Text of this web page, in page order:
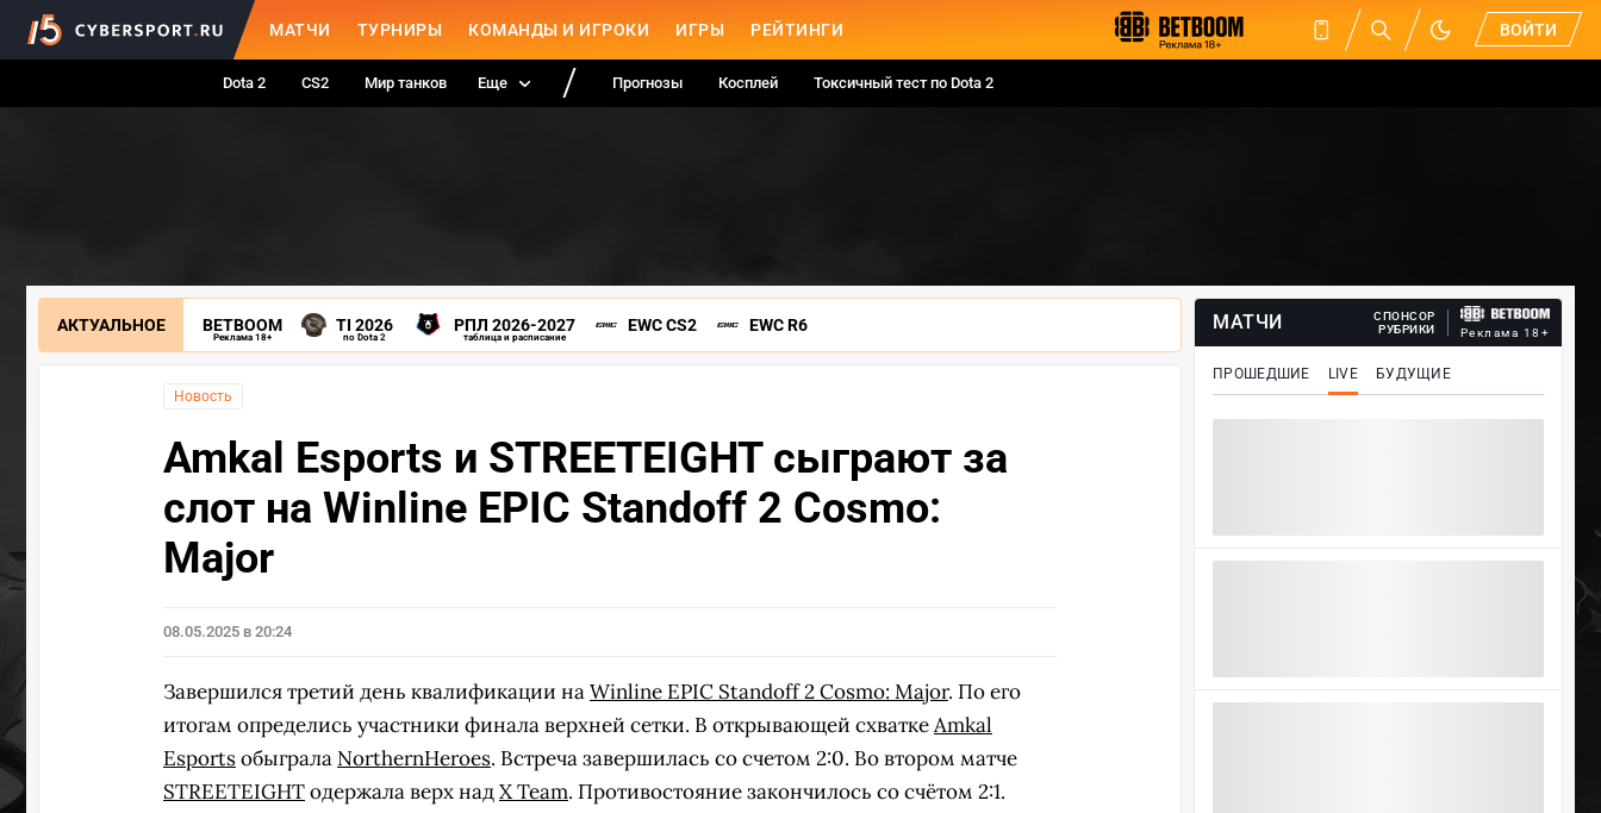
МАТЧИ ТУРНИРЫ КОМАНДЫ И ИГРОКИ ИГРЫ РЕЙТИНГИ ВОЙТИ
Dota 2 CS2 Мир танков Еще Прогнозы Косплей Токсичный тест по Dota 2
АКТУАЛЬНОЕ BETBOOM
Реклама 18+
TI 2026
по Dota 2
РПЛ 2026-2027
таблица и расписание
EWC CS2 EWC R6
Новость
Amkal Esports и STREETEIGHT сыграют за
слот на Winline EPIC Standoff 2 Cosmo:
Major
08.05.2025 в 20:24
Завершился третий день квалификации наWinline EPIC Standoff 2 Cosmo: Major. По его
итогам определись участники финала верхней сетки. В открывающей схваткеAmkal
Esportsобыграла NorthernHeroes. Встреча завершилась со счетом 2:0. Во втором матче
STREETEIGHTодержала верх надX Team. Противостояние закончилось со счётом 2:1.
МАТЧИ
СПОНСОР
РУБРИКИ
Реклама 18+
ПРОШЕДШИЕ LIVE БУДУЩИЕ